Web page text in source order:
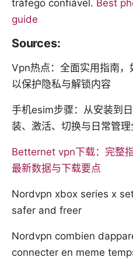
tráfego confiável. Best
guide
Sources:
Vpn热点：全面实用指南
以保护隐私与解锁内容
手机esim步骤：从安装到
装、激活、切换与日常管
Betternet vpn下载：完整
最新数据与下载要点
Nordvpn xbox series x
safer and freer
Nordvpn combien
connecter en meme